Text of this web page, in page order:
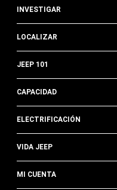
INVESTIGAR
LOCALIZAR
JEEP 101
CAPACIDAD
ELECTRIFICACIÓN
VIDA JEEP
MI CUENTA